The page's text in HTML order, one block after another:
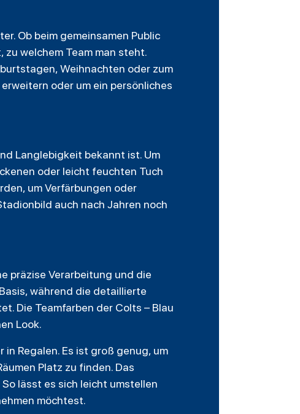
Ob beim gemeinsamen Public
welchem Team man steht.
Weihnachten oder zum
oder um ein persönliches
Langlebigkeit bekannt ist. Um
oder leicht feuchten Tuch
um Verfärbungen oder
auch nach Jahren noch
präzise Verarbeitung und die
während die detaillierte
Die Teamfarben der Colts – Blau
Look.
Regalen. Es ist groß genug, um
Platz zu finden. Das
lässt es sich leicht umstellen
möchtest.